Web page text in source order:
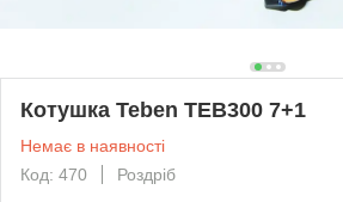
Котушка Teben TEB300 7+1
Немає в наявності
Код: 470
Роздріб